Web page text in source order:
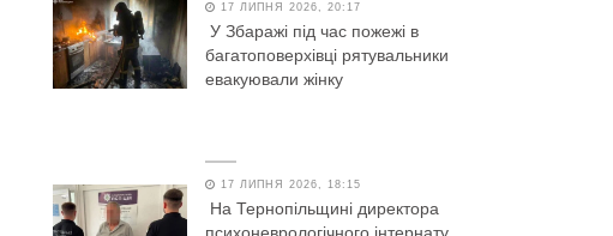
17 ЛИПНЯ 2026, 20:17
У Збаражі під час пожежі в
багатоповерхівці рятувальники
евакуювали жінку
17 ЛИПНЯ 2026, 18:15
На Тернопільщині директора